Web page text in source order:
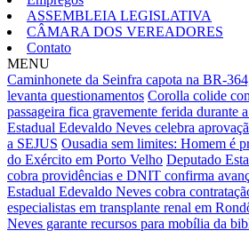
ASSEMBLEIA LEGISLATIVA
CÂMARA DOS VEREADORES
Contato
MENU
Caminhonete da Seinfra capota na BR-
levanta questionamentos Corolla colide
passageira fica gravemente ferida durante
Estadual Edevaldo Neves celebra
a SEJUS Ousadia sem limites: Homem é
do Exército em Porto Velho Deputado
cobra providências e DNIT confirma
Estadual Edevaldo Neves cobra
especialistas em transplante renal em
Neves garante recursos para mobília da